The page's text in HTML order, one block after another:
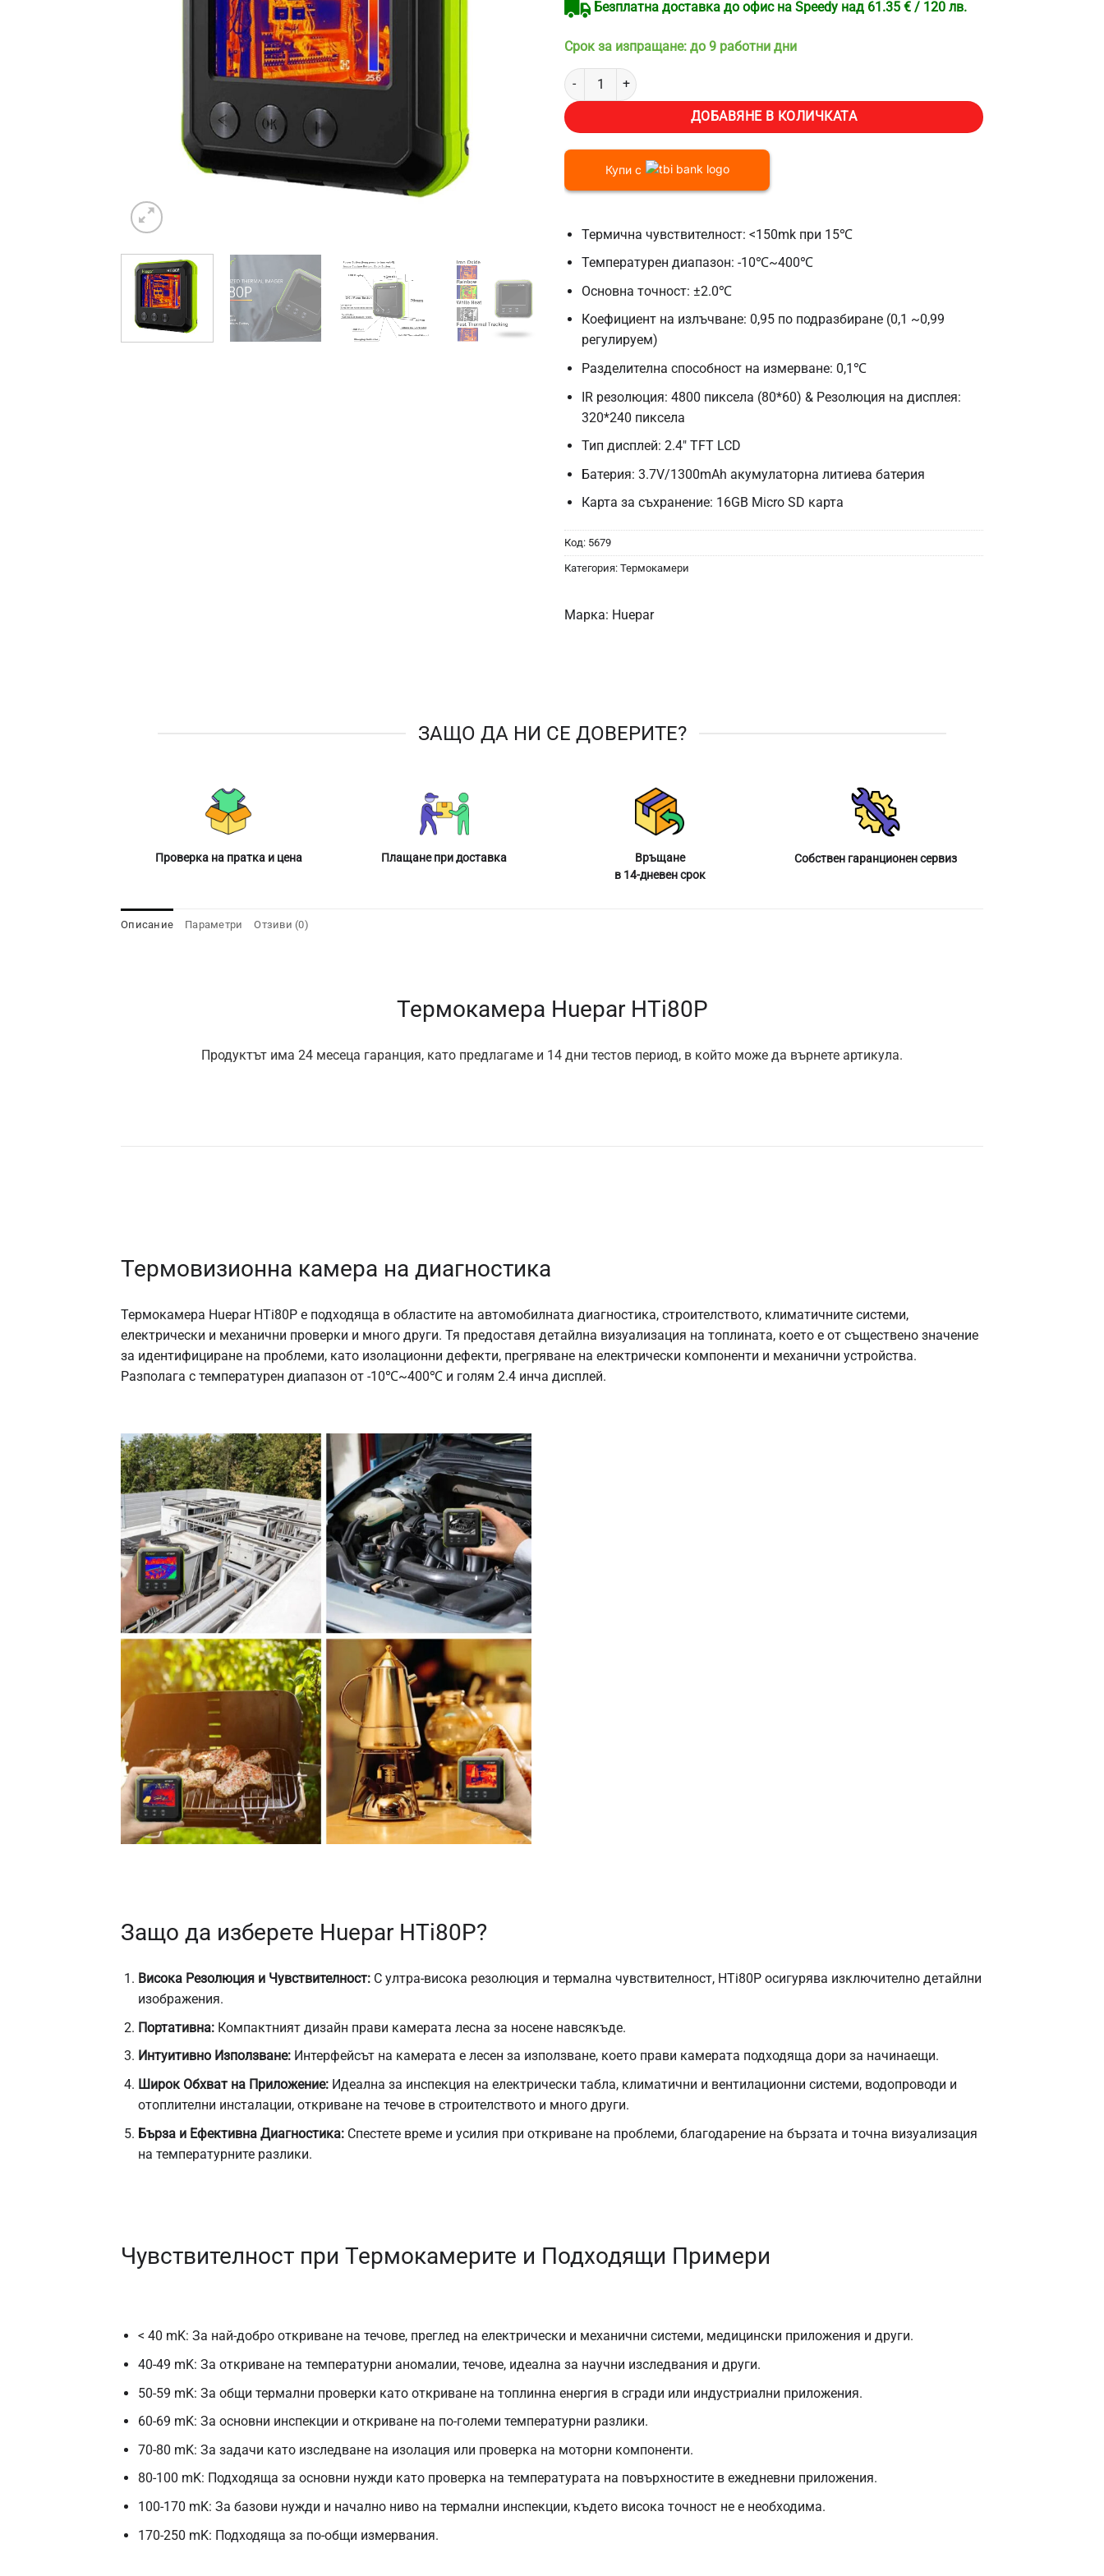
Безплатна доставка до офис на Speedy над 61.35 € / 120 лв.
Срок за изпращане: до 9 работни дни
количество за Термокамера Huepar HTi80P, Термична чувствителност
ДОБАВЯНЕ В КОЛИЧКАТА
Купи с
Термична чувствителност: <150mk при 15℃
Температурен диапазон: -10℃~400℃
Основна точност: ±2.0℃
Коефициент на излъчване: 0,95 по подразбиране (0,1 ~0,99
регулируем)
Разделителна способност на измерване: 0,1℃
IR резолюция: 4800 пиксела (80*60) & Резолюция на дисплея:
320*240 пиксела
Тип дисплей: 2.4″ TFT LCD
Батерия: 3.7V/1300mAh акумулаторна литиева батерия
Карта за съхранение: 16GB Micro SD карта
Код: 5679
Категория: Термокамери
Марка: Huepar
ЗАЩО ДА НИ СЕ ДОВЕРИТЕ?
Проверка на пратка и цена Плащане при доставка
Връщане
в 14-дневен срок
Собствен гаранционен сервиз
Описание Параметри Отзиви (0)
Термокамера Huepar HTi80P
Продуктът има 24 месеца гаранция, като предлагаме и 14 дни тестов период, в който може да върнете артикула.
Термовизионна камера на диагностика
Термокамера Huepar HTi80P е подходяща в областите на автомобилната диагностика, строителството, климатичните системи,
електрически и механични проверки и много други. Тя предоставя детайлна визуализация на топлината, което е от съществено значение
за идентифициране на проблеми, като изолационни дефекти, прегряване на електрически компоненти и механични устройства.
Разполага с температурен диапазон от -10℃~400℃ и голям 2.4 инча дисплей.
Защо да изберете Huepar HTi80P?
Висока Резолюция и Чувствителност:С ултра-висока резолюция и термална чувствителност, HTi80P осигурява изключително детайлни
изображения.
Портативна:Компактният дизайн прави камерата лесна за носене навсякъде.
Интуитивно Използване:Интерфейсът на камерата е лесен за използване, което прави камерата подходяща дори за начинаещи.
Широк Обхват на Приложение:Идеална за инспекция на електрически табла, климатични и вентилационни системи, водопроводи и
отоплителни инсталации, откриване на течове в строителството и много други.
Бърза и Ефективна Диагностика:Спестете време и усилия при откриване на проблеми, благодарение на бързата и точна визуализация
на температурните разлики.
Чувствителност при Термокамерите и Подходящи Примери
< 40 mK: За най-добро откриване на течове, преглед на електрически и механични системи, медицински приложения и други.
40-49 mK: За откриване на температурни аномалии, течове, идеална за научни изследвания и други.
50-59 mK: За общи термални проверки като откриване на топлинна енергия в сгради или индустриални приложения.
60-69 mK: За основни инспекции и откриване на по-големи температурни разлики.
70-80 mK: За задачи като изследване на изолация или проверка на моторни компоненти.
80-100 mK: Подходяща за основни нужди като проверка на температурата на повърхностите в ежедневни приложения.
100-170 mK: За базови нужди и начално ниво на термални инспекции, където висока точност не е необходима.
170-250 mK: Подходяща за по-общи измервания.